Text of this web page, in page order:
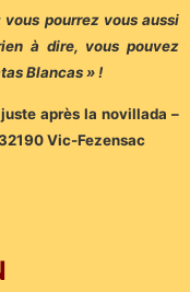
pourrez vous aussi
à dire, vous pouvez
Blancas » !
après la novillada –
Vic-Fezensac